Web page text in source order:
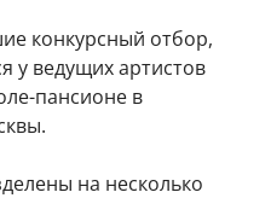
конкурсный отбор,
у ведущих артистов
пансионе в
на несколько